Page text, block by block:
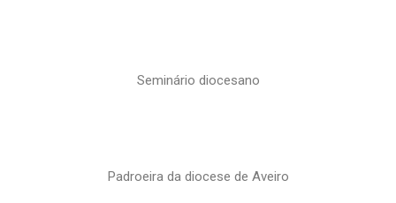
Seminário diocesano
Padroeira da diocese de Aveiro